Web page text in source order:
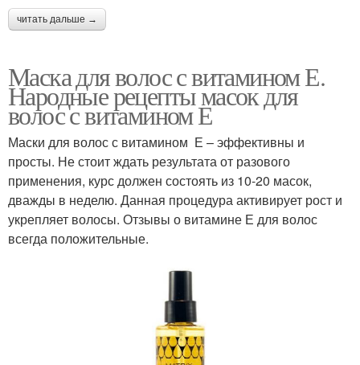
читать дальше →
Маска для волос с витамином Е.
Народные рецепты масок для
волос с витамином Е
Маски для волос с витамином Е – эффективны и
просты. Не стоит ждать результата от разового
применения, курс должен состоять из 10-20 масок,
дважды в неделю. Данная процедура активирует рост и
укрепляет волосы. Отзывы о витамине Е для волос
всегда положительные.